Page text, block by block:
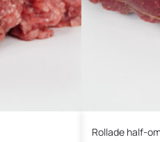
Rollade half-